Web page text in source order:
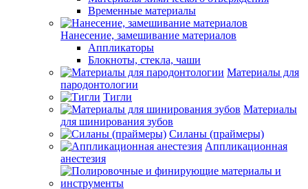
Временные материалы
Нанесение, замешивание материалов
Аппликаторы
Блокноты, стекла, чаши
Материалы для
пародонтологии
Тигли
Материалы
для шинирования зубов
Силаны (праймеры)
Аппликационная
анестезия